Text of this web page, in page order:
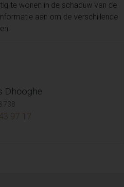
te wonen in de schaduw van de
aan om de verschillende
Dhooghe
97 17